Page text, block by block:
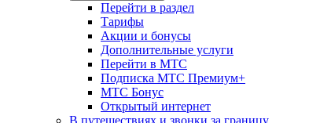
Перейти в раздел
Тарифы
Акции и бонусы
Дополнительные услуги
Перейти в МТС
Подписка МТС Премиум+
МТС Бонус
Открытый интернет
В путешествиях и звонки за границу